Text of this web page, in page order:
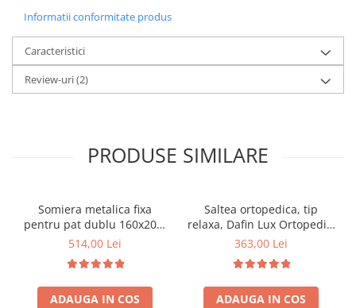
Informatii conformitate produs
Caracteristici
Review-uri(2)
PRODUSE SIMILARE
Somiera metalica fixa
pentru pat dublu 160x200,
6 picioare, 32 lamele lemn
saltea ferm, negru
514,00 Lei
ADAUGA IN COS
Saltea ortopedica, tip
relaxa, Dafin Lux Ortopedic,
90x200x21cm, fermitate
tip Bonell, fata vara-iarna,
sistem de aerisire cu
butoni, Salt Confort
363,00 Lei
ADAUGA IN COS